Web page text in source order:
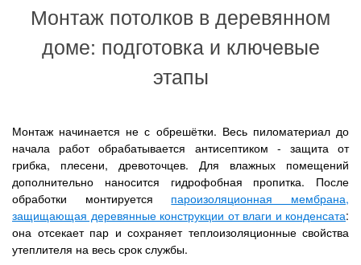
Монтаж потолков в деревянном
доме: подготовка и ключевые
этапы
Монтаж начинается не с обрешётки. Весь пиломатериал до
начала работ обрабатывается антисептиком - защита от
грибка, плесени, древоточцев. Для влажных помещений
дополнительно наносится гидрофобная пропитка. После
обработки монтируется пароизоляционная мембрана,
защищающая деревянные конструкции от влаги и конденсата:
она отсекает пар и сохраняет теплоизоляционные свойства
утеплителя на весь срок службы.